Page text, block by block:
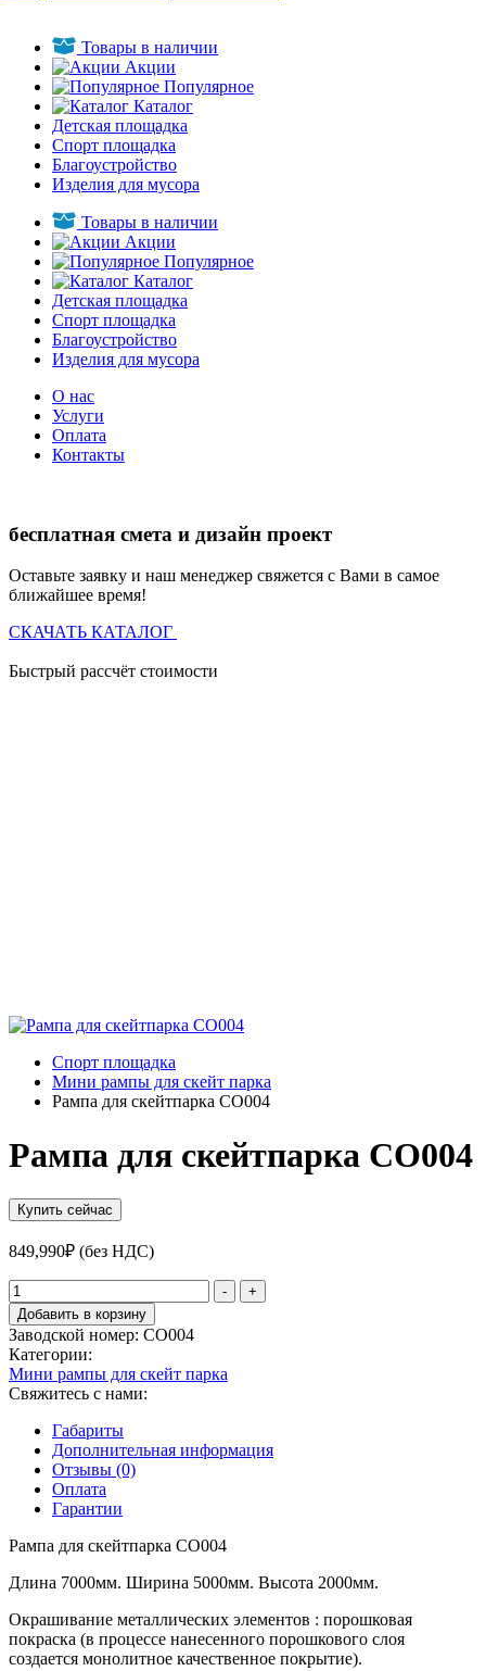
Товары в наличии
Акции
Популярное
Каталог
Детская площадка
Спорт площадка
Благоустройство
Изделия для мусора
Товары в наличии
Акции
Популярное
Каталог
Детская площадка
Спорт площадка
Благоустройство
Изделия для мусора
О нас
Услуги
Оплата
Контакты
бесплатная смета и дизайн проект
Оставьте заявку и наш менеджер свяжется с Вами в самое
ближайшее время!
СКАЧАТЬ КАТАЛОГ
Быстрый рассчёт стоимости
Спорт площадка
Мини рампы для скейт парка
Рампа для скейтпарка СО004
Рампа для скейтпарка СО004
Купить сейчас
849,990₽ (без НДС)
Количество
товара
Рампа
для
скейтпарка
СО004
-
+
Добавить в корзину
Заводской номер: СО004
Категории:
Мини рампы для скейт парка
Свяжитесь с нами:
Габариты
Дополнительная информация
Отзывы (0)
Оплата
Гарантии
Рампа для скейтпарка СО004
Длина 7000мм. Ширина 5000мм. Высота 2000мм.
Окрашивание металлических элементов : порошковая
покраска (в процессе нанесенного порошкового слоя
создается монолитное качественное покрытие).